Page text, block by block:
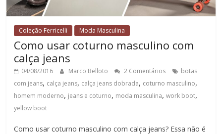
Coleção Ferricelli Moda Masculina
Como usar coturno masculino com
calça jeans
04/08/2016 Marco Belloto 2 Comentários
botas
com jeans, calça jeans, calça jeans dobrada, coturno masculino,
homem moderno, jeans e coturno, moda masculina,work boot,
yellow boot
Como usar coturno masculino com calça jeans? Essa não é